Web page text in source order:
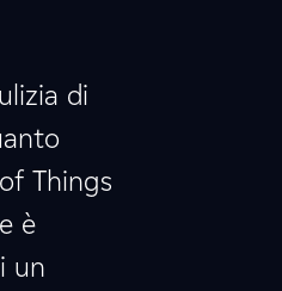
di
Things
è
un